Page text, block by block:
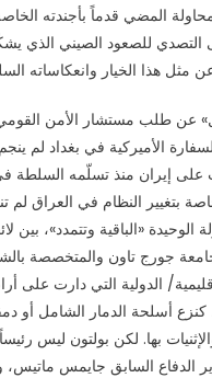
المضي قدماً بأجندته
للصعود الصيني الذي
مثل هذا الخيار وانعكاساته
عن طلب مستشار الأمن القومي
الأميركية في بغداد لم
هي الدولة الوحيدة «الباقية
الدولية التي دارت
أسلحة الدمار الشامل أو
بها. لكن بولتون ليس
السابق جايمس ماتيس،